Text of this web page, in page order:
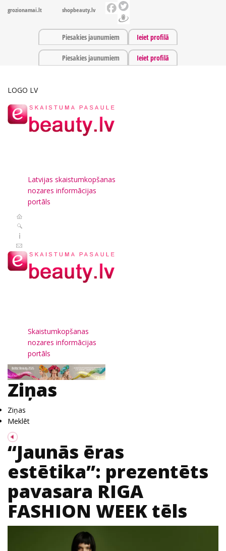
grozionamai.lt shopbeauty.lv
Piesakies jaunumiem Ieiet profilā
Piesakies jaunumiem Ieiet profilā
LOGO LV
Latvijas skaistumkopšanas
nozares informācijas
portāls
Skaistumkopšanas
nozares informācijas
portāls
Ziņas
Ziņas
Meklēt
“Jaunās ēras
estētika”: prezentēts
pavasara RIGA
FASHION WEEK tēls